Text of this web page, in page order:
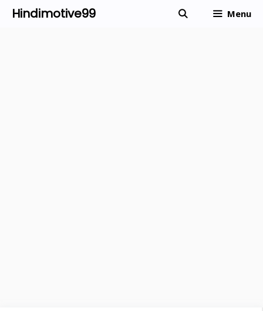
SkipHindimotive99 Menu